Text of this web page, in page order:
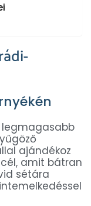
legmagasabb
ajándékoz
amit bátran
sétára